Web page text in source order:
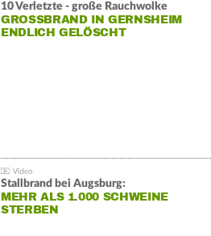
10 Verletzte - große Rauchwolke
GROSSBRAND IN GERNSHEIM E
NDLICH GELÖSCHT
Stallbrand bei Augsburg:
MEHR ALS 1.000 SCHWEINE
STERBEN